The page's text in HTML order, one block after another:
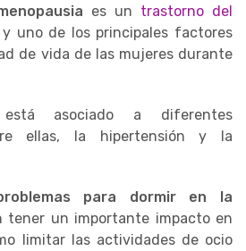
es un trastorno del
uno de los principales factores
de vida de las mujeres durante
asociado a diferentes
ellas, la hipertensión y la
para dormir en la
tener un importante impacto en
limitar las actividades de ocio